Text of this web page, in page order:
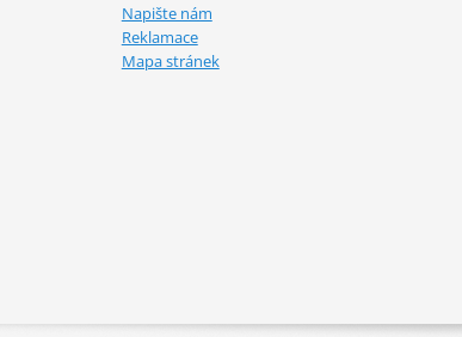
Napište nám
Reklamace
Mapa stránek